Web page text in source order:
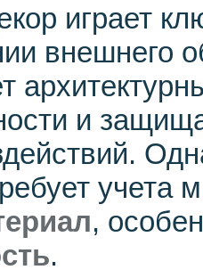
играет
внешнего
и
учета
,
.